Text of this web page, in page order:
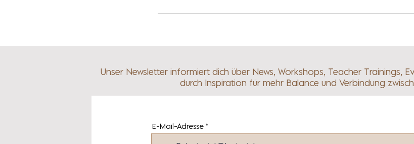
Unser Newsletter informiert dich über News, Workshops, Teacher Trainings,
durch Inspiration für mehr Balance und Verbindung
E-Mail-Adresse